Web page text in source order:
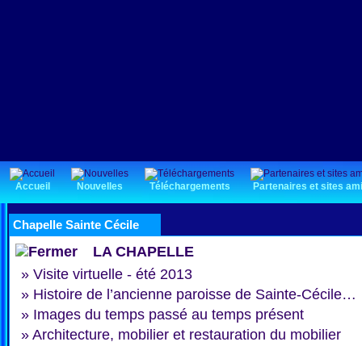
Accueil Nouvelles Téléchargements Partenaires et sites
Chapelle Sainte Cécile
LA CHAPELLE
» Visite virtuelle - été 2013
» Histoire de l’ancienne paroisse de Sainte-Cécile…
» Images du temps passé au temps présent
» Architecture, mobilier et restauration du mobilier